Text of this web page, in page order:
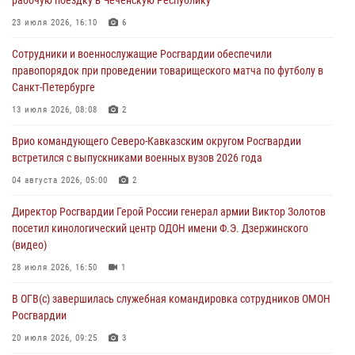
08 августа 2026, 09:03
медицины с учетом опыта СВО
08 августа 2026, 09:00 2
Военнослужащие Софринской бригады Росгвардии встретились с
дорогой к Победе в СВО» (видео)
08 августа 2026, 07:00
Кузбассе
23 июля 2026, 16:10 6
Сотрудники и военнослужащие Росгвардии обеспечили
правопорядок при проведении товарищеского матча по футболу в
Санкт-Петербурге
13 июля 2026, 08:08 2
Врио командующего Северо-Кавказским округом Росгвардии
встретился с выпускниками военных вузов 2026 года
04 августа 2026, 05:00 2
Директор Росгвардии Герой России генерал армии Виктор Золотов
посетил кинологический центр ОДОН имени Ф.Э. Дзержинского
(видео)
28 июля 2026, 16:50 1
В ОГВ(с) завершилась служебная командировка сотрудников ОМОН
Росгвардии
20 июля 2026, 09:25 3